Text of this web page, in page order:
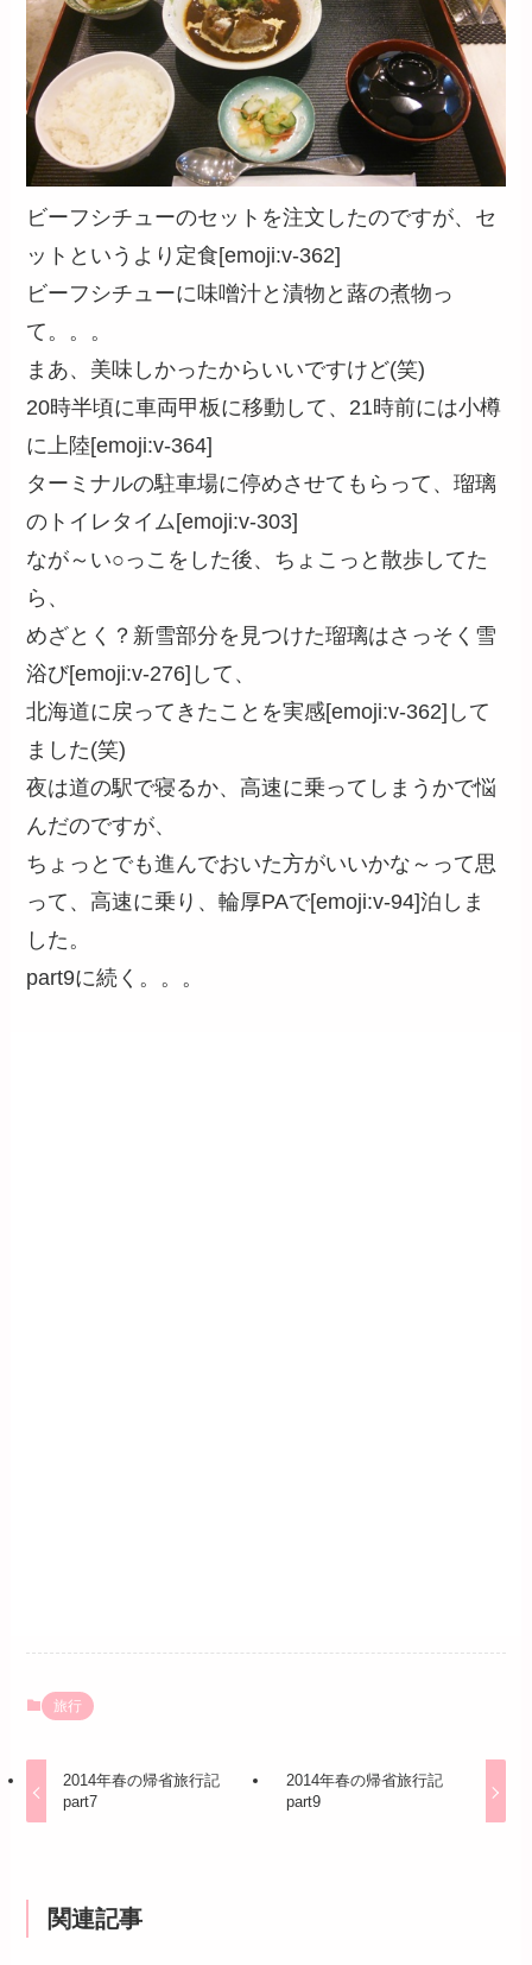
ビーフシチューのセットを注文したのですが、セ
ットというより定食[emoji:v-362]
ビーフシチューに味噌汁と漬物と蕗の煮物っ
て。。。
まあ、美味しかったからいいですけど(笑)
20時半頃に車両甲板に移動して、21時前には小樽
に上陸[emoji:v-364]
ターミナルの駐車場に停めさせてもらって、瑠璃
のトイレタイム[emoji:v-303]
なが～い○っこをした後、ちょこっと散歩してた
ら、
めざとく？新雪部分を見つけた瑠璃はさっそく雪
浴び[emoji:v-276]して、
北海道に戻ってきたことを実感[emoji:v-362]して
ました(笑)
夜は道の駅で寝るか、高速に乗ってしまうかで悩
んだのですが、
ちょっとでも進んでおいた方がいいかな～って思
って、高速に乗り、輪厚PAで[emoji:v-94]泊しま
した。
part9に続く。。。
旅行
2014年春の帰省旅行記
part7
2014年春の帰省旅行記
part9
関連記事